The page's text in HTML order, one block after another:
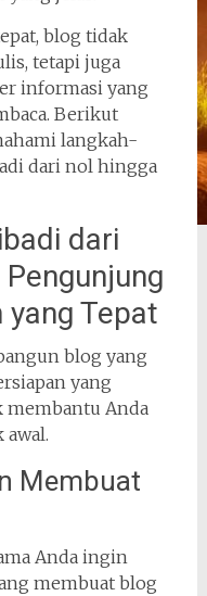
blog tidak
tetapi juga
informasi yang
Berikut
langkah-
dari nol hingga
dari
yang Tepat
blog yang
yang
membantu Anda
Membuat
Anda ingin
membuat blog